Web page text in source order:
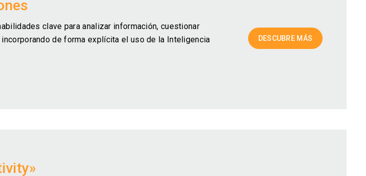
clave para analizar información, cuestionar
de forma explícita el uso de la Inteligencia
DESCUBRE MÁS